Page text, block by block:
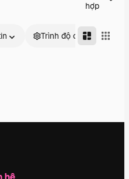
hợp
Trình độ cao
hệ